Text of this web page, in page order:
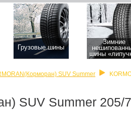
Грузовые шины
Зимние
шины
SUV Summer
SUV Summer 205/